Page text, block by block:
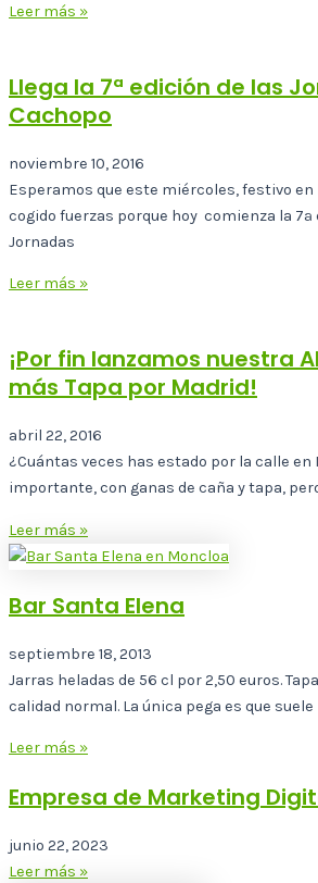
Leer más »
Llega la 7ª edición de las
Cachopo
noviembre 10, 2016
Esperamos que este miércoles, festivo
cogido fuerzas porque hoy comienza la 7ª
Jornadas
Leer más »
¡Por fin lanzamos nuestra
más Tapa por Madrid!
abril 22, 2016
¿Cuántas veces has estado por la calle en
importante, con ganas de caña y tapa,
Leer más »
Bar Santa Elena
septiembre 18, 2013
Jarras heladas de 56 cl por 2,50 euros.
calidad normal. La única pega es que suele
Leer más »
Empresa de Marketing
junio 22, 2023
Leer más »